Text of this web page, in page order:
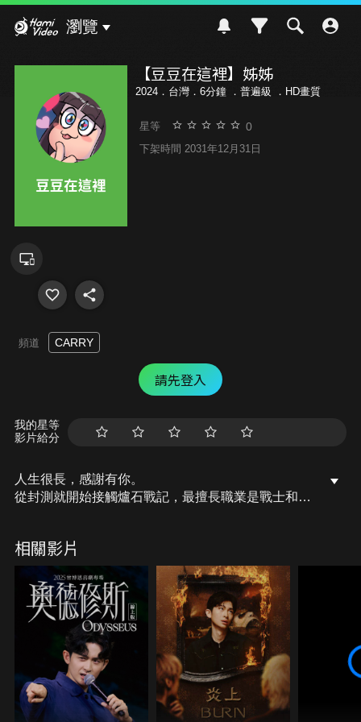
瀏覽
【豆豆在這裡】姊姊
2024．台灣．6分鐘 ． 普遍級 ．HD畫質
星等 0
下架時間 2031年12月31日
頻道 CARRY
請先登入
我的星等
影片給分
人生很長，感謝有你。
從封測就開始接觸爐石戰記，最擅長職業是戰士和牧
醒。
從陰暗幽霾的蛇界森林甦醒吧， 趁此良機，莫再猶
豫，恭請蛇界至尊雙飛寶典！
OSkomodo 還不一起加入蛇教跟著教主一起前進!
相關影片